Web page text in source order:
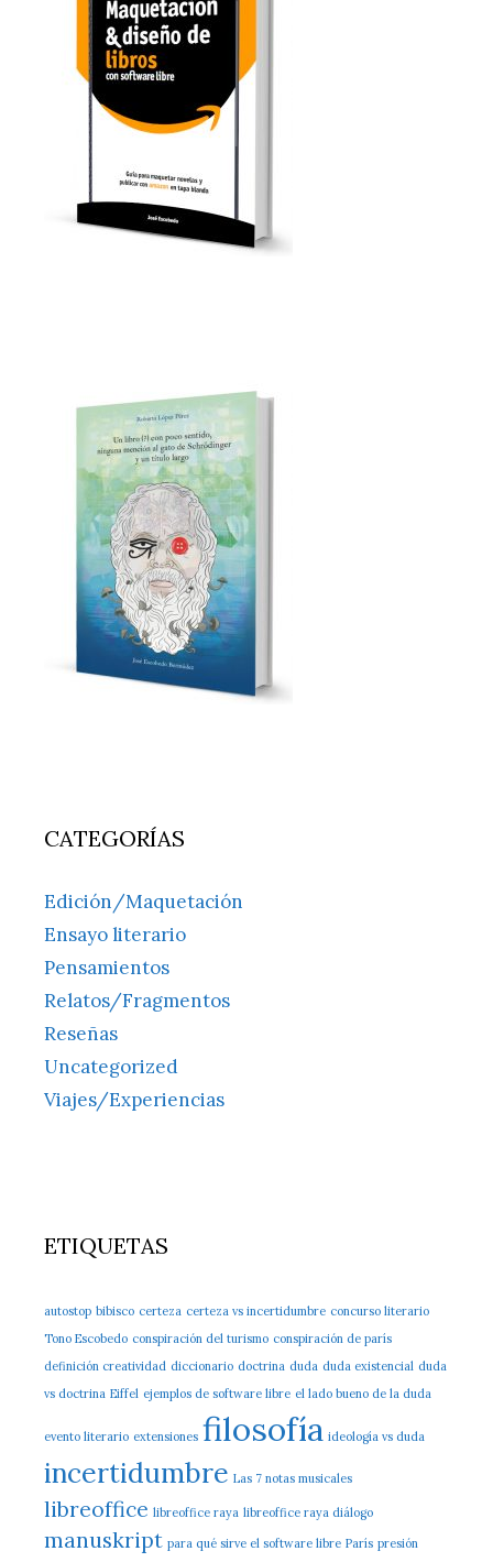
CATEGORÍAS
Edición/Maquetación
Ensayo literario
Pensamientos
Relatos/Fragmentos
Reseñas
Uncategorized
Viajes/Experiencias
ETIQUETAS
autostop bibisco certeza certeza vs incertidumbre concurso literario
Tono Escobedo conspiración del turismo conspiración de parís
definición creatividad diccionario doctrina duda duda existencial duda
vs doctrina Eiffel ejemplos de software libre el lado bueno de la duda
evento literario extensiones filosofía ideología vs duda
incertidumbre Las 7 notas musicales
libreoffice libreoffice raya libreoffice raya diálogo
manuskript para qué sirve el software libre París presión